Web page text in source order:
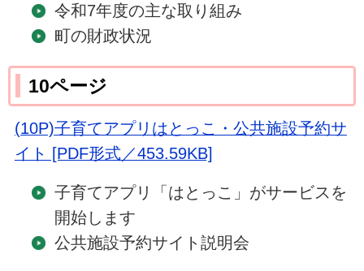
令和7年度の主な取り組み
町の財政状況
10ページ
(10P)子育てアプリはとっこ・公共施設予約サ
イト [PDF形式／453.59KB]
子育てアプリ「はとっこ」がサービスを
開始します
公共施設予約サイト説明会